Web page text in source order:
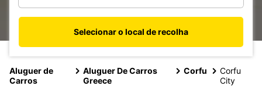
Selecionar o local de recolha
Aluguer de
Carros
Aluguer De Carros
Greece
Corfu
Corfu
City